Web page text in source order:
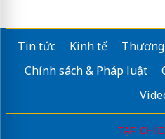
Tin tức Kinh tế
Chính sách & Pháp luật